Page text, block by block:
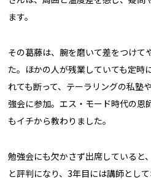
ます。
その葛藤は、腕を磨いて差をつけて
た。ほかの人が残業していても定時
れても断って、テーラリングの私塾
強会に参加。エス・モード時代の恩
もイチから教わりました。
勉強会にも欠かさず出席していると
と評判になり、3年目には講師とし